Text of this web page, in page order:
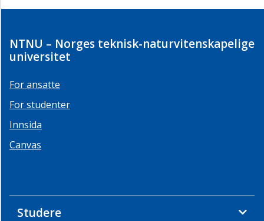
NTNU – Norges teknisk-naturvitenskapelige
universitet
For ansatte
For studenter
Innsida
Canvas
Studere